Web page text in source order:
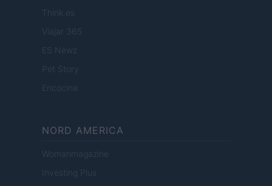
Think.es
Viajar 365
ES Newz
Pet Story
Encocina
NORD AMERICA
Womanmagazine
Investing Plus